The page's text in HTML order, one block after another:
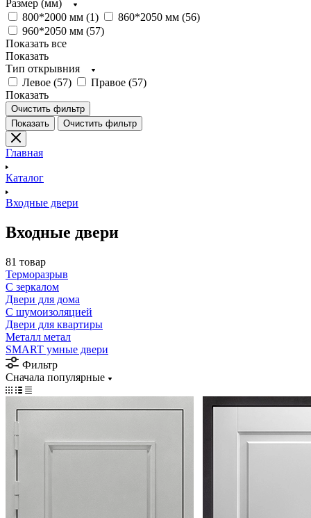
Размер (мм)
800*2000 мм (1) 860*2050 мм (56)
960*2050 мм (57)
Показать все
Показать
Тип открывния
Левое (57) Правое (57)
Показать
Очистить фильтр
Показать
Очистить фильтр
Главная
Каталог
Входные двери
Входные двери
81 товар
Терморазрыв
С зеркалом
Двери для дома
С шумоизоляцией
Двери для квартиры
Металл метал
SMART умные двери
Фильтр
Сначала популярные